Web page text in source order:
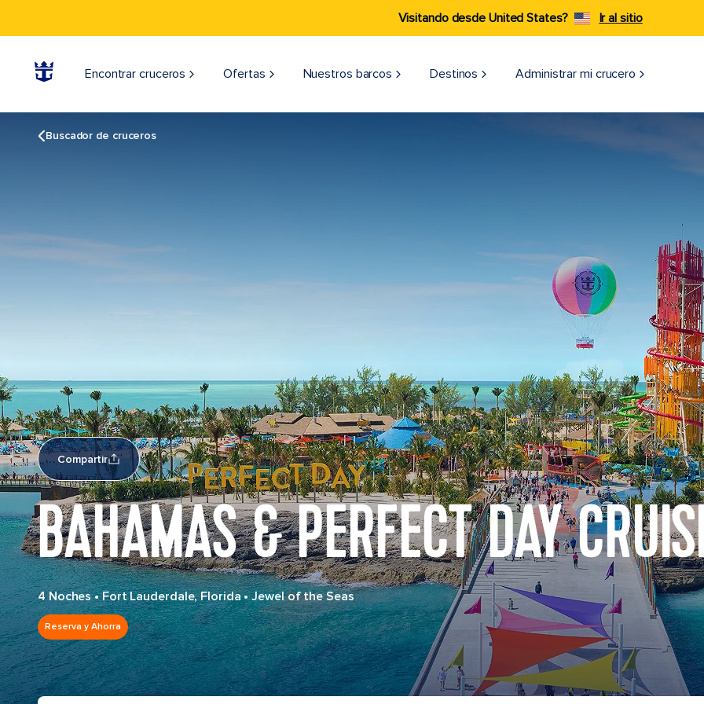
Visitando desde United States? Ir al sitio
Encontrar cruceros Ofertas Nuestros barcos Destinos Administrar mi crucero
Buscador de cruceros
Compartir
BAHAMAS & PERFECT DAY
4 Noches•Fort Lauderdale, Florida•Jewel of the Seas
Reserva y Ahorra